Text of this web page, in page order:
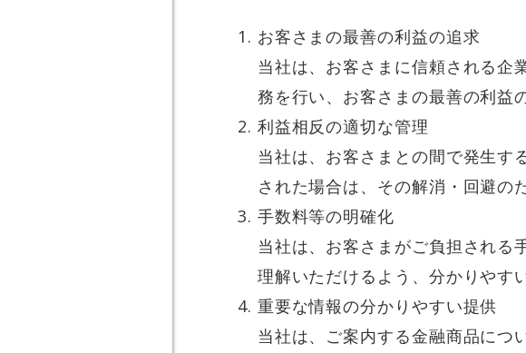
お客さまの最善の利益の追求
当社は、お客さまに信頼される企
務を行い、お客さまの最善の利益
利益相反の適切な管理
当社は、お客さまとの間で発生す
された場合は、その解消・回避の
手数料等の明確化
当社は、お客さまがご負担される
理解いただけるよう、分かりやす
重要な情報の分かりやすい提供
当社は、ご案内する金融商品につ